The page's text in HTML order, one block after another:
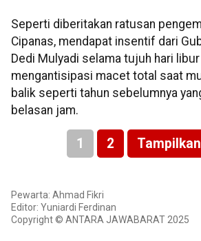
Seperti diberitakan ratusan
Cipanas, mendapat insentif dari
Dedi Mulyadi selama tujuh hari
mengantisipasi macet total saat
balik seperti tahun sebelumnya
belasan jam.
1 2
Pewarta: Ahmad Fikri
Editor: Yuniardi Ferdinan
Copyright © ANTARA JAWABARAT 2025